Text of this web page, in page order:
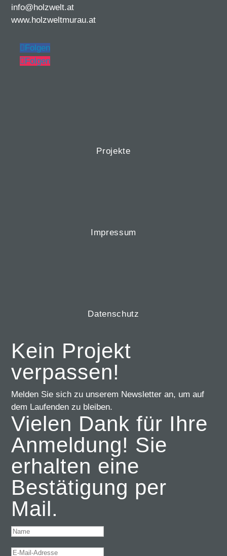
info@holzwelt.at
www.holzweltmurau.at
Folgen
Folgen
Projekte
Impressum
Datenschutz
Kein Projekt
verpassen!
Melden Sie sich zu unserem Newsletter an, um auf
dem Laufenden zu bleiben.
Vielen Dank für Ihre
Anmeldung! Sie
erhalten eine
Bestätigung per
Mail.